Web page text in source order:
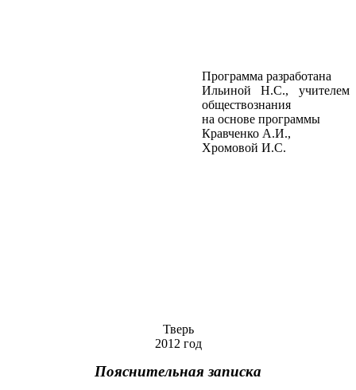
Программа разработана
Ильиной Н.С., учителем
обществознания
на основе программы
Кравченко А.И.,
Хромовой И.С.
Тверь
2012 год
Пояснительная записка